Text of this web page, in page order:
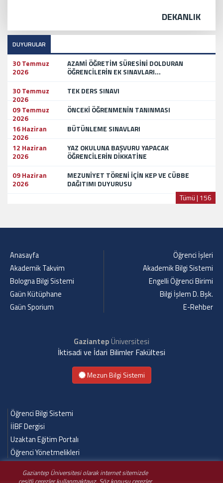
Gaziantep Üniversitesi olarak internet sitemizde
DEKANLIK
DUYURULAR
30 Temmuz
2026
AZAMİ ÖĞRETİM SÜRESİNİ DOLDURAN
ÖĞRENCİLERİN EK SINAVLARI...
30 Temmuz
2026
TEK DERS SINAVI
09 Temmuz
2026
ÖNCEKİ ÖĞRENMENİN TANINMASI
16 Haziran
2026
BÜTÜNLEME SINAVLARI
12 Haziran
2026
YAZ OKULUNA BAŞVURU YAPACAK
ÖĞRENCİLERİN DİKKATİNE
09 Haziran
2026
MEZUNİYET TÖRENİ İÇİN KEP VE CÜBBE
DAĞITIMI DUYURUSU
Tümü | 156
Anasayfa
Akademik Takvim
Bologna Bilgi Sistemi
Gaün Kütüphane
Gaün Sporium
Öğrenci İşleri
Akademik Bilgi Sistemi
Engelli Öğrenci Birimi
Bilgi İşlem D. Bşk.
E-Rehber
GaziantepÜniversitesi
İktisadi ve İdari Bilimler Fakültesi
Mezun Bilgi Sistemi
Öğrenci Bilgi Sistemi
İİBF Dergisi
Uzaktan Eğitim Portalı
Öğrenci Yönetmelikleri